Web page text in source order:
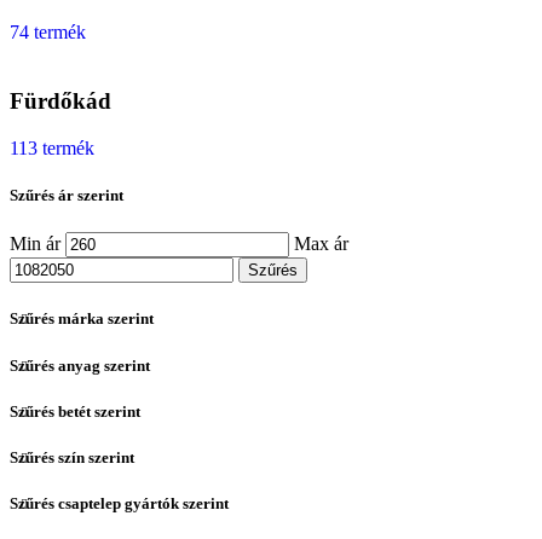
74 termék
Fürdőkád
113 termék
Szűrés ár szerint
Min ár Max ár
Szűrés
Szűrés márka szerint
Szűrés anyag szerint
Szűrés betét szerint
Szűrés szín szerint
Szűrés csaptelep gyártók szerint